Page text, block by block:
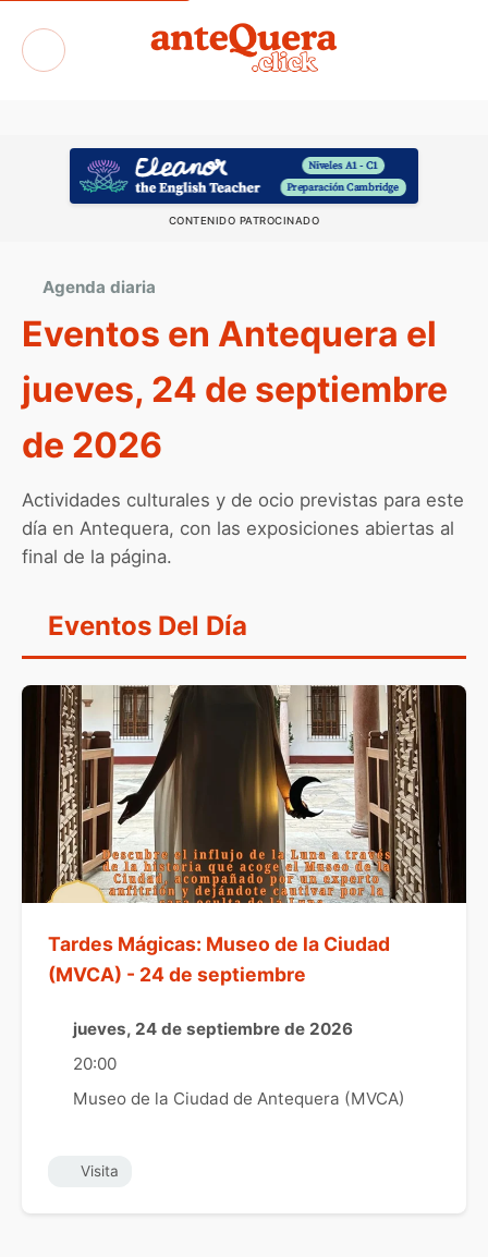
Exposiciones
CONTENIDO PATROCINADO
Agenda diaria
Eventos en Antequera el
jueves, 24 de septiembre
de 2026
Actividades culturales y de ocio previstas para este
día en Antequera, con las exposiciones abiertas al
final de la página.
Eventos Del Día
Tardes Mágicas: Museo de la Ciudad
(MVCA) - 24 de septiembre
jueves, 24 de septiembre de 2026
20:00
Museo de la Ciudad de Antequera (MVCA)
Visita